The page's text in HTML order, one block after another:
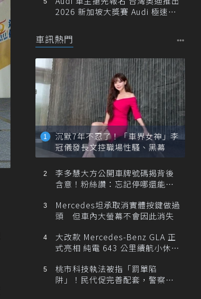
2026 新加坡大獎賽 Audi 極速之
車訊熱門
沉默7年不忍了！「車界女神」李
冠儀發長文控職場性騷、黑幕
李多慧大方公開車牌號碼揭背後
含意！粉絲讚：忘記停哪還能幫
Mercedes坦承取消實體按鍵做過
頭 但車內大螢幕不會因此消失
大改款 Mercedes-Benz GLA 正
式亮相 純電 643 公里續航小休
桃市科技執法被指「罰單陷
阱」！民代促完善配套，警察局